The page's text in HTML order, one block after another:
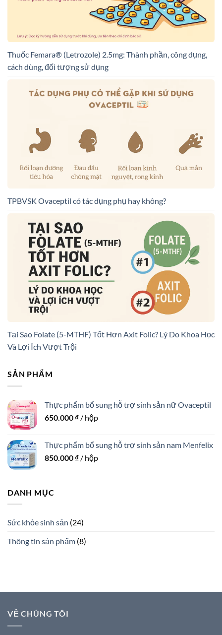
Thuốc Femara® (Letrozole) 2.5mg: Thành phần, công dụng,
cách dùng, đối tượng sử dụng
TPBVSK Ovaceptil có tác dụng phụ hay không?
Tại Sao Folate (5-MTHF) Tốt Hơn Axit Folic? Lý Do Khoa Học
Và Lợi Ích Vượt Trội
SẢN PHẨM
Thực phẩm bổ sung hỗ trợ sinh sản nữ Ovaceptil
650.000 ₫ / hộp
Thực phẩm bổ sung hỗ trợ sinh sản nam Menfelix
850.000 ₫ / hộp
DANH MỤC
Sức khỏe sinh sản (24)
Thông tin sản phẩm (8)
VỀ CHÚNG TÔI